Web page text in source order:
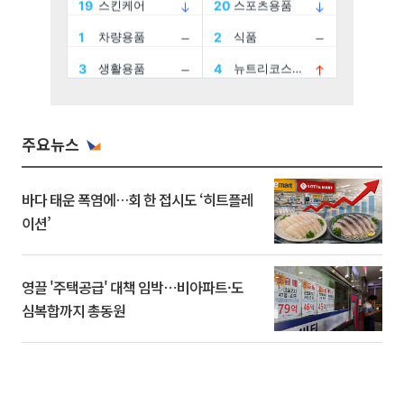
주요뉴스
바다 태운 폭염에…회 한 접시도 ‘히트플레
이션’
영끌 '주택공급' 대책 임박⋯비아파트·도
심복합까지 총동원